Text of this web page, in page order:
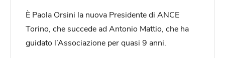
È Paola Orsini la nuova Presidente di ANCE
Torino, che succede ad Antonio Mattio, che ha
guidato l’Associazione per quasi 9 anni.